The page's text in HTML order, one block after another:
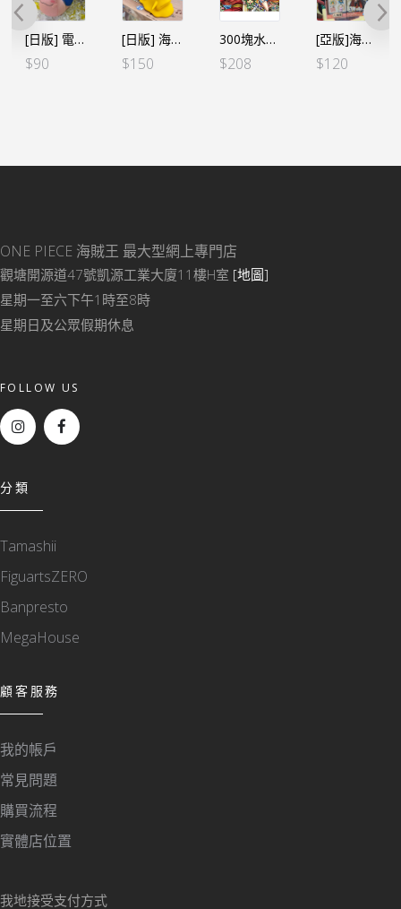
[日版] 電傳蟲小公仔-路飛
$90
[日版] 海賊王 電傳蟲 喇叭 大熊Ver.
$150
300塊水晶砌圖 AC043 和之國壱 路飛
$208
[亞版]海賊王WCF -和之國鬼島篇- VOL.3 山治 蕎麥假面
$120
ONE PIECE 海賊王 最大型網上專門店
觀塘開源道47號凱源工業大廈11樓H室 [地圖]
星期一至六下午1時至8時
星期日及公眾假期休息
FOLLOW US
分類
Tamashii
FiguartsZERO
Banpresto
MegaHouse
顧客服務
我的帳戶
常見問題
購買流程
實體店位置
我地接受支付方式